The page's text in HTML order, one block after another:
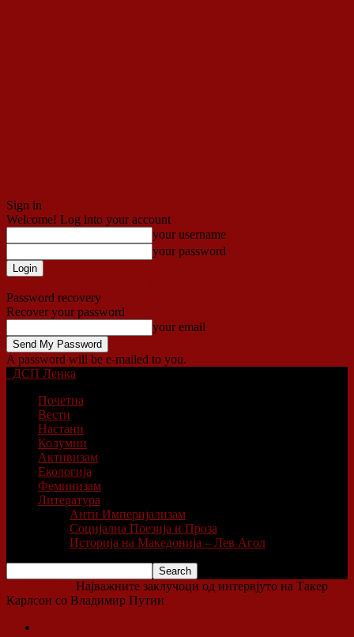
Sign in
Welcome! Log into your account
your username
your password
Password recovery
Recover your password
your email
A password will be e-mailed to you.
ДСП Ленка
Почетна
Вести
Настани
Колумни
Активизам
Екологија
Феминизам
Литература
Анти Империјализам
Социјална Поезија и Проза
Историја на Македонија – Лев Агол
Најважните заклучоци од интервјуто на Такер
Карлсон со Владимир Путин